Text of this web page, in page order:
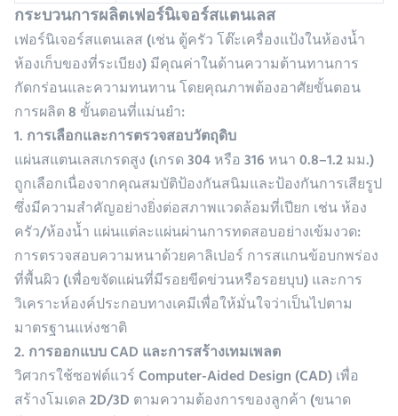
กระบวนการผลิตเฟอร์นิเจอร์สแตนเลส
เฟอร์นิเจอร์สแตนเลส (เช่น ตู้ครัว โต๊ะเครื่องแป้งในห้องน้ำ
ห้องเก็บของที่ระเบียง) มีคุณค่าในด้านความต้านทานการ
กัดกร่อนและความทนทาน โดยคุณภาพต้องอาศัยขั้นตอน
การผลิต 8 ขั้นตอนที่แม่นยำ:
1. การเลือกและการตรวจสอบวัตถุดิบ
แผ่นสแตนเลสเกรดสูง (เกรด 304 หรือ 316 หนา 0.8–1.2 มม.)
ถูกเลือกเนื่องจากคุณสมบัติป้องกันสนิมและป้องกันการเสียรูป
ซึ่งมีความสำคัญอย่างยิ่งต่อสภาพแวดล้อมที่เปียก เช่น ห้อง
ครัว/ห้องน้ำ แผ่นแต่ละแผ่นผ่านการทดสอบอย่างเข้มงวด:
การตรวจสอบความหนาด้วยคาลิเปอร์ การสแกนข้อบกพร่อง
ที่พื้นผิว (เพื่อขจัดแผ่นที่มีรอยขีดข่วนหรือรอยบุบ) และการ
วิเคราะห์องค์ประกอบทางเคมีเพื่อให้มั่นใจว่าเป็นไปตาม
มาตรฐานแห่งชาติ
2. การออกแบบ CAD และการสร้างเทมเพลต
วิศวกรใช้ซอฟต์แวร์ Computer-Aided Design (CAD) เพื่อ
สร้างโมเดล 2D/3D ตามความต้องการของลูกค้า (ขนาด